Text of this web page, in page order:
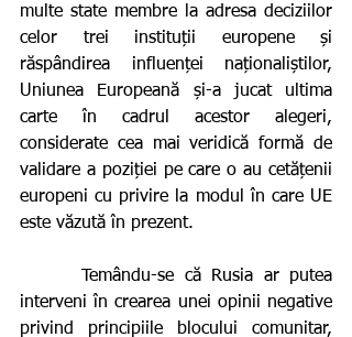
multe state membre la adresa deciziilor
celor trei instituții europene și
răspândirea influenței naționaliștilor,
Uniunea Europeană și-a jucat ultima
carte în cadrul acestor alegeri,
considerate cea mai veridică formă de
validare a poziției pe care o au cetățenii
europeni cu privire la modul în care UE
este văzută în prezent.
interveni în crearea unei opinii negative
privind principiile blocului comunitar,